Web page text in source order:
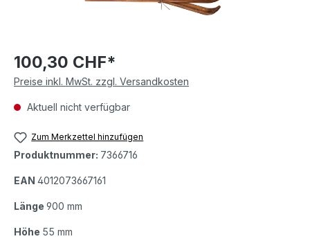
100,30 CHF*
Preise inkl. MwSt. zzgl. Versandkosten
Aktuell nicht verfügbar
Zum Merkzettel hinzufügen
Produktnummer: 7366716
EAN 4012073667161
Länge 900 mm
Höhe 55 mm